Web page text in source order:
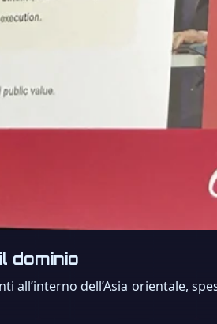
dominio
all’interno dell’Asia orientale,